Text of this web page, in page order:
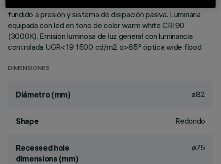
fundido a presión y sistema de disipación pasiva. Luminaria
equipada con led en tono de color warm white CRI90
(3000K). Emisión luminosa de luz general con luminancia
controlada UGR<19 1500 cd/m2 α>65° óptica wide flood.
DIMENSIONES
Diámetro (mm) ø82
Shape Redondo
Recessed hole
dimensions (mm)
ø75